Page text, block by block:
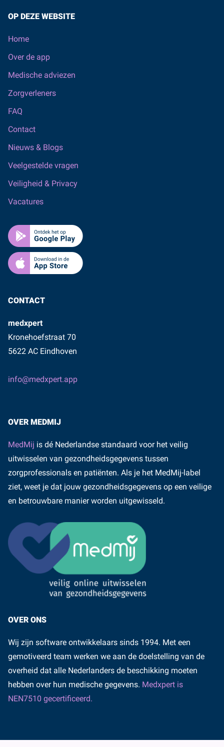
OP DEZE WEBSITE
Home
Over de app
Medische adviezen
Zorgverleners
FAQ
Contact
Nieuws & Blogs
Veelgestelde vragen
Veiligheid & Privacy
Vacatures
CONTACT
medxpert
Kronehoefstraat 70
5622 AC Eindhoven
info@medxpert.app
OVER MEDMIJ
MedMij is dé Nederlandse standaard voor het veilig
uitwisselen van gezondheidsgegevens tussen
zorgprofessionals en patiënten. Als je het MedMij-label
ziet, weet je dat jouw gezondheidsgegevens op een veilige
en betrouwbare manier worden uitgewisseld.
OVER ONS
Wij zijn software ontwikkelaars sinds 1994. Met een
gemotiveerd team werken we aan de doelstelling van de
overheid dat alle Nederlanders de beschikking moeten
hebben over hun medische gegevens. Medxpert is
NEN7510 gecertificeerd.